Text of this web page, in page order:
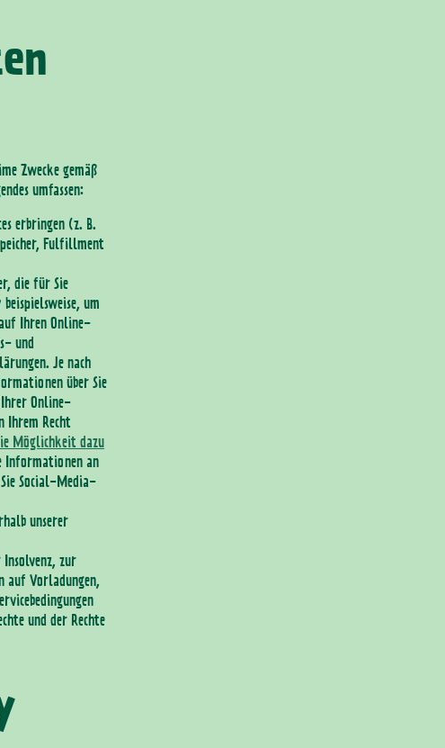
Zwecke gemäß
umfassen:
erbringen (z. B.
Fulfillment
die für Sie
um
Ihren Online-
und
Je nach
über Sie
Online-
Ihrem Recht
Möglichkeit dazu
Informationen an
Social-Media-
unserer
zur
auf Vorladungen,
und der Rechte